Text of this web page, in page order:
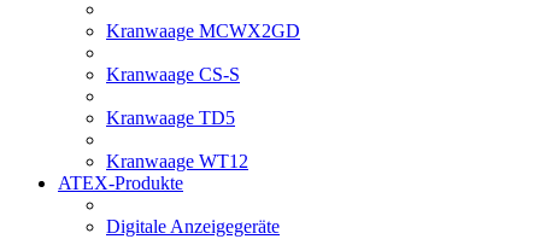
Kranwaage MCWX2GD
Kranwaage CS-S
Kranwaage TD5
Kranwaage WT12
ATEX-Produkte
Digitale Anzeigegeräte